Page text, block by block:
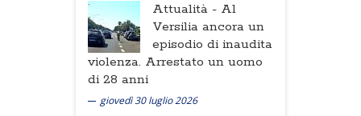
Attualità - Al
Versilia ancora un
episodio di inaudita
violenza. Arrestato un uomo
di 28 anni
giovedì 30 luglio 2026